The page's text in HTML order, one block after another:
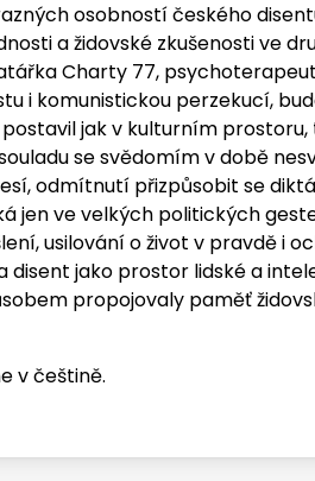
osobností českého
a židovské zkušenosti ve
Charty 77,
i komunistickou perzekucí,
jak v kulturním
se svědomím v době
odmítnutí přizpůsobit se
jen ve velkých politických
usilování o život v pravdě i
disent jako prostor lidské a
propojovaly paměť
v češtině.